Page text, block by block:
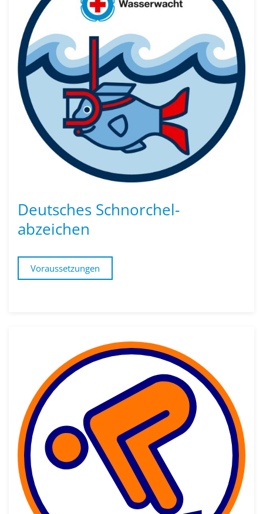
Deutsches Schnorchel­
abzeichen
Voraussetzungen